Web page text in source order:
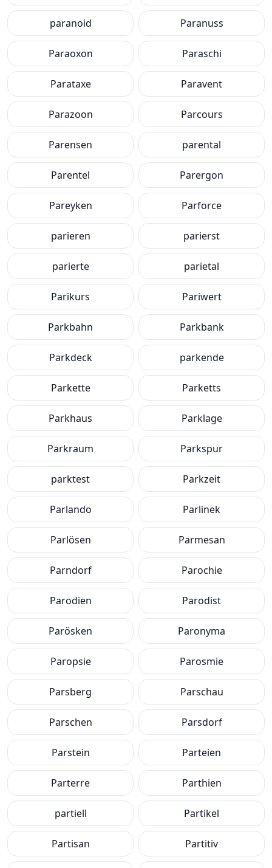
paranoid Paranuss
Paraoxon Paraschi
Parataxe Paravent
Parazoon Parcours
Parensen parental
Parentel Parergon
Pareyken Parforce
parieren parierst
parierte parietal
Parikurs Pariwert
Parkbahn Parkbank
Parkdeck parkende
Parkette Parketts
Parkhaus Parklage
Parkraum Parkspur
parktest Parkzeit
Parlando Parlinek
Parlösen Parmesan
Parndorf Parochie
Parodien Parodist
Parösken Paronyma
Paropsie Parosmie
Parsberg Parschau
Parschen Parsdorf
Parstein Parteien
Parterre Parthien
partiell Partikel
Partisan Partitiv